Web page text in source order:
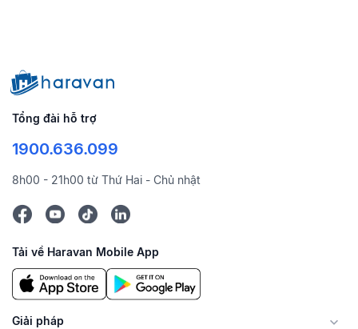
Tổng đài hỗ trợ
1900.636.099
8h00 - 21h00 từ Thứ Hai - Chủ nhật
Tải về Haravan Mobile App
Giải pháp